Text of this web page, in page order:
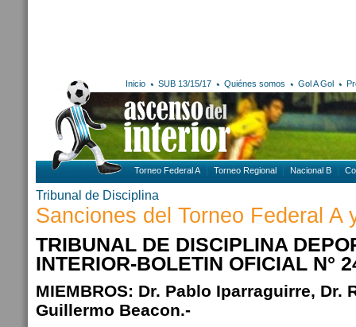
Inicio SUB 13/15/17 Quiénes somos Gol A Gol
Torneo Federal A Torneo Regional Nacional B
Tribunal de Disciplina
Sanciones del Torneo Federal A
TRIBUNAL DE DISCIPLINA
INTERIOR-BOLETIN OFICIAL N°
MIEMBROS: Dr. Pablo Iparraguirre, Dr.
Guillermo Beacon.-